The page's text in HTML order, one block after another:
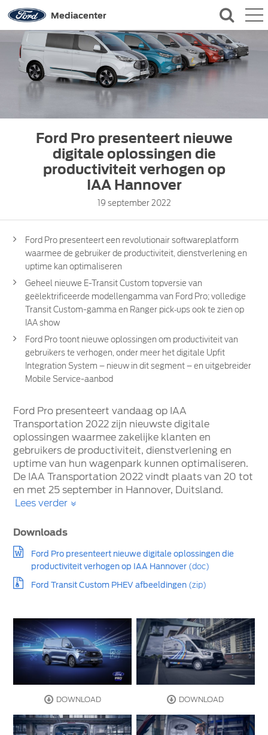
Mediacenter
CONTACT
Ford Pro presenteert nieuwe
digitale oplossingen die
productiviteit verhogen op
IAA Hannover
19 september 2022
Ford Pro presenteert een revolutionair softwareplatform
waarmee de gebruiker de productiviteit, dienstverlening en
uptime kan optimaliseren
Geheel nieuwe E-Transit Custom topversie van
geëlektrificeerde modellengamma van Ford Pro; volledige
Transit Custom-gamma en Ranger pick‑ups ook te zien op
IAA show
Ford Pro toont nieuwe oplossingen om productiviteit van
gebruikers te verhogen, onder meer het digitale Upfit
Integration System – nieuw in dit segment – en uitgebreider
Mobile Service-aanbod
Ford Pro presenteert vandaag op IAA
Transportation 2022 zijn nieuwste digitale
oplossingen waarmee zakelijke klanten en
gebruikers de productiviteit, dienstverlening en
uptime van hun wagenpark kunnen optimaliseren.
De IAA Transportation 2022 vindt plaats van 20 tot
en met 25 september in Hannover, Duitsland.
Lees verder
Downloads
Ford Pro presenteert nieuwe digitale oplossingen die
productiviteit verhogen op IAA Hannover (doc)
Ford Transit Custom PHEV afbeeldingen (zip)
DOWNLOAD DOWNLOAD